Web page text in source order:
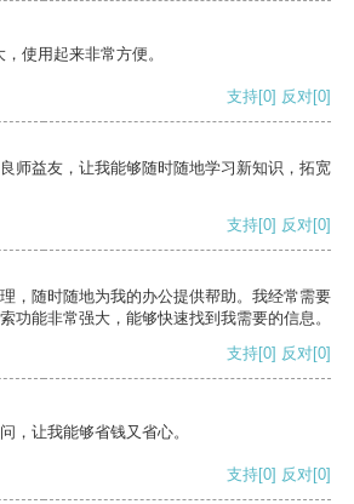
使用起来非常方便。
支持[0] 反对[0]
师益友，让我能够随时随地学习新知识，拓宽
支持[0] 反对[0]
，随时随地为我的办公提供帮助。我经常需要
功能非常强大，能够快速找到我需要的信息。
支持[0] 反对[0]
，让我能够省钱又省心。
支持[0] 反对[0]